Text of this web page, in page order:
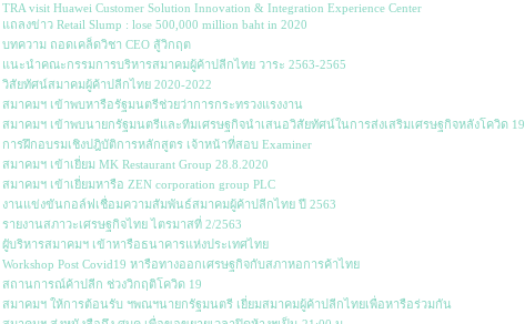
TRA visit Huawei Customer Solution Innovation & Integration Experience Center
แถลงข่าว Retail Slump : lose 500,000 million baht in 2020
บทความ ถอดเคล็ดวิชา CEO สู้วิกฤต
แนะนำคณะกรรมการบริหารสมาคมผู้ค้าปลีกไทย วาระ 2563-2565
วิสัยทัศน์สมาคมผู้ค้าปลีกไทย 2020-2022
สมาคมฯ เข้าพบหารือรัฐมนตรีช่วยว่าการกระทรวงแรงงาน
สมาคมฯ เข้าพบนายกรัฐมนตรีและทีมเศรษฐกิจนำเสนอวิสัยทัศน์ในการส่งเสริมเศรษฐกิจหลังโควิด 19
การฝึกอบรมเชิงปฎิบัติการหลักสูตร เจ้าหน้าที่สอบ Examiner
สมาคมฯ เข้าเยี่ยม MK Restaurant Group 28.8.2020
สมาคมฯ เข้าเยี่ยมหารือ ZEN corporation group PLC
งานแข่งขันกอล์ฟเชื่อมความสัมพันธ์สมาคมผู้ค้าปลีกไทย ปี 2563
รายงานสภาวะเศรษฐกิจไทย ไตรมาสที่ 2/2563
ผูับริหารสมาคมฯ เข้าหารือธนาคารแห่งประเทศไทย
Workshop Post Covid19 หารือทางออกเศรษฐกิจกับสภาหอการค้าไทย
สถานการณ์ค้าปลีก ช่วงวิกฤติโควิด 19
สมาคมฯ ให้การต้อนรับ ฯพณฯนายกรัฐมนตรี เยี่ยมสมาคมผู้ค้าปลีกไทยเพื่อหารือร่วมกัน